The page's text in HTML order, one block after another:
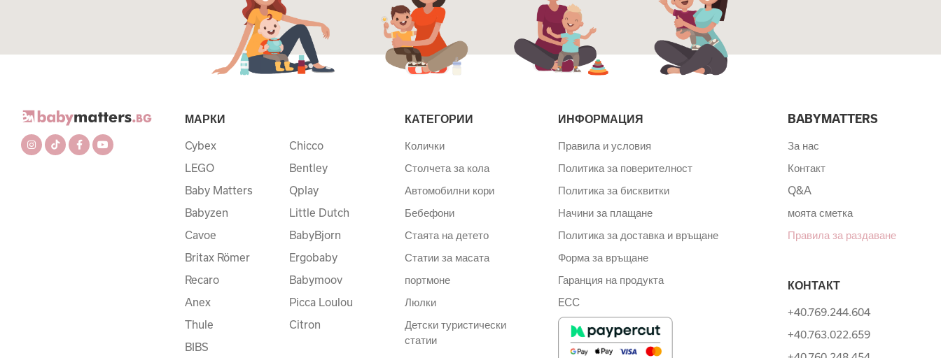
МАРКИ
Cybex
LEGO
Baby Matters
Babyzen
Cavoe
Britax Römer
Recaro
Anex
Thule
BIBS
Chicco
Bentley
Qplay
Little Dutch
BabyBjorn
Ergobaby
Babymoov
Picca Loulou
Citron
КАТЕГОРИИ
Колички
Столчета за кола
Автомобилни кори
Бебефони
Стаята на детето
Статии за масата
портмоне
Люлки
Детски туристически
статии
ИНФОРМАЦИЯ
Правила и условия
Политика за поверителност
Политика за бисквитки
Начини за плащане
Политика за доставка и връщане
Форма за връщане
Гаранция на продукта
ECC
BABYMATTERS
За нас
Контакт
Q&A
моята сметка
Правила за раздаване
КОНТАКТ
+40.769.244.604
+40.763.022.659